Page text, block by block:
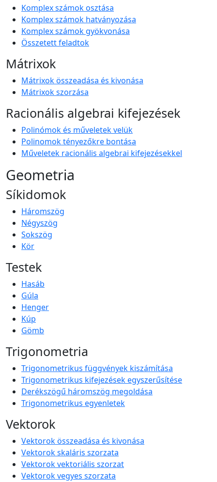
Komplex számok osztása
Komplex számok hatványozása
Komplex számok gyökvonása
Összetett feladtok
Mátrixok
Mátrixok összeadása és kivonása
Mátrixok szorzása
Racionális algebrai kifejezések
Polinómok és műveletek velük
Polinomok tényezőkre bontása
Műveletek racionális algebrai kifejezésekkel
Geometria
Síkidomok
Háromszög
Négyszög
Sokszög
Kör
Testek
Hasáb
Gúla
Henger
Kúp
Gömb
Trigonometria
Trigonometrikus függvények kiszámítása
Trigonometrikus kifejezések egyszerűsítése
Derékszögű háromszög megoldása
Trigonometrikus egyenletek
Vektorok
Vektorok összeadása és kivonása
Vektorok skaláris szorzata
Vektorok vektoriális szorzat
Vektorok vegyes szorzata